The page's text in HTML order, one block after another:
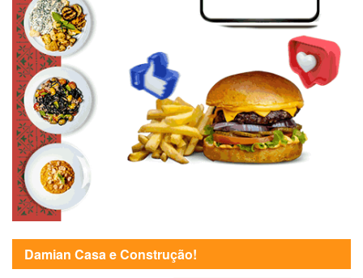
Damian Casa e Construção!